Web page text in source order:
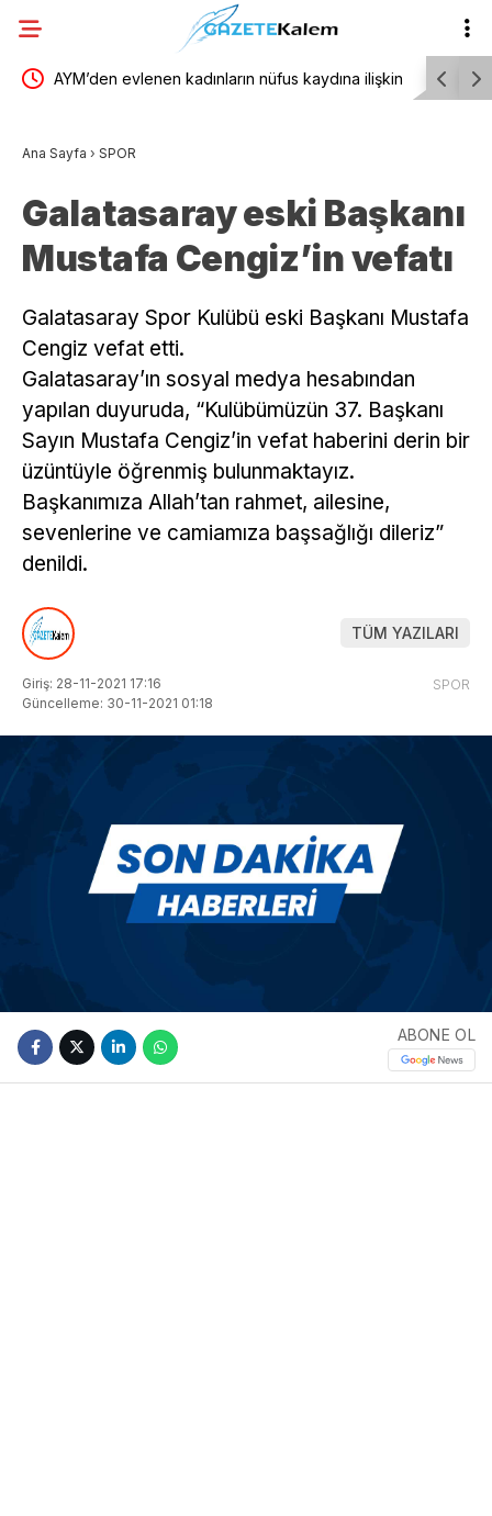
ilişkin AYM’den evlenen kadınların nüfus kaydına ilişkin TBMM
Ana Sayfa › SPOR
Galatasaray eski Başkanı
Mustafa Cengiz’in vefatı
Galatasaray Spor Kulübü eski Başkanı Mustafa
Cengiz vefat etti.
Galatasaray’ın sosyal medya hesabından
yapılan duyuruda, “Kulübümüzün 37. Başkanı
Sayın Mustafa Cengiz’in vefat haberini derin bir
üzüntüyle öğrenmiş bulunmaktayız.
Başkanımıza Allah’tan rahmet, ailesine,
sevenlerine ve camiamıza başsağlığı dileriz”
denildi.
TÜM YAZILARI
Giriş: 28-11-2021 17:16
Güncelleme: 30-11-2021 01:18
SPOR
ABONE OL